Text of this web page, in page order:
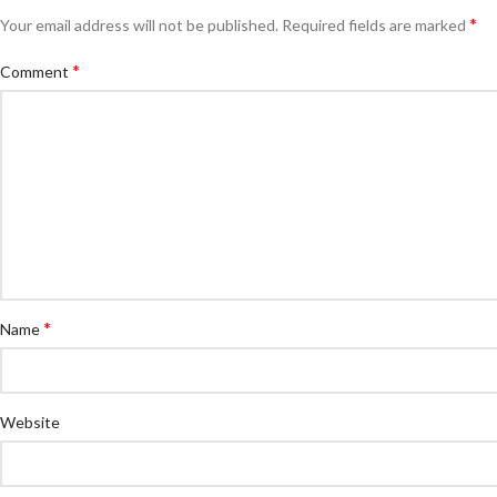
Your email address will not be published. Required fields are marked *
Comment *
Name*
Website